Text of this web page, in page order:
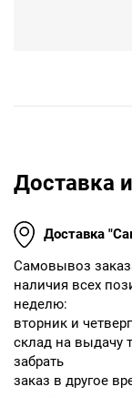
Доставка
Доставка
Cамовывоз
наличия всех
неделю:
вторник и
склад на выдачу
забрать
заказ в другое